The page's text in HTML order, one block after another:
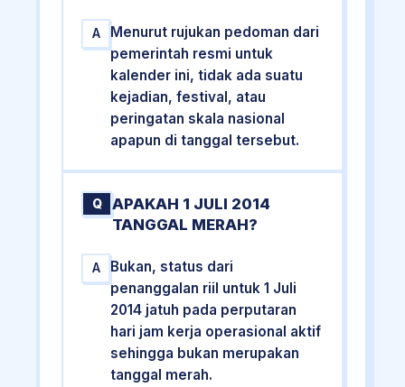
A
Menurut rujukan pedoman dari
pemerintah resmi untuk
kalender ini, tidak ada suatu
kejadian, festival, atau
peringatan skala nasional
apapun di tanggal tersebut.
Q
APAKAH 1 JULI 2014
TANGGAL MERAH?
A
Bukan, status dari
penanggalan riil untuk 1 Juli
2014 jatuh pada perputaran
hari jam kerja operasional aktif
sehingga bukan merupakan
tanggal merah.